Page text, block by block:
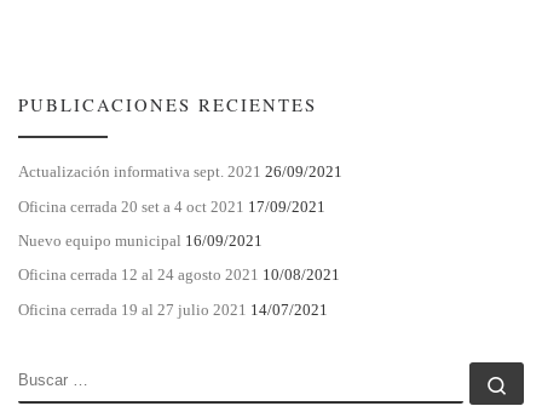
PUBLICACIONES RECIENTES
Actualización informativa sept. 2021 26/09/2021
Oficina cerrada 20 set a 4 oct 2021 17/09/2021
Nuevo equipo municipal 16/09/2021
Oficina cerrada 12 al 24 agosto 2021 10/08/2021
Oficina cerrada 19 al 27 julio 2021 14/07/2021
BUSCAR